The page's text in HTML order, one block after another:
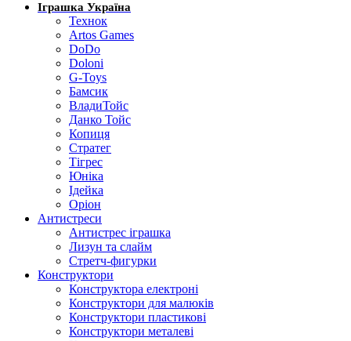
Іграшка Україна
Технок
Artos Games
DoDo
Doloni
G-Toys
Бамсик
ВладиТойс
Данко Тойс
Копиця
Стратег
Тігрес
Юніка
Ідейка
Оріон
Антистреси
Антистрес іграшка
Лизун та слайм
Стретч-фигурки
Конструктори
Конструктора електроні
Конструктори для малюків
Конструктори пластикові
Конструктори металеві